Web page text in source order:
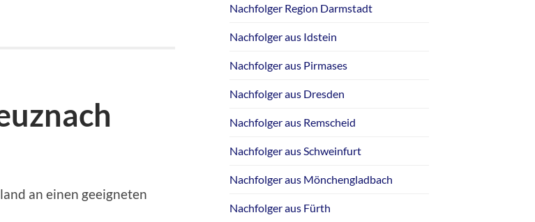
an einen geeigneten
Nachfolger Region Darmstadt
Nachfolger aus Idstein
Nachfolger aus Pirmases
Nachfolger aus Dresden
Nachfolger aus Remscheid
Nachfolger aus Schweinfurt
Nachfolger aus Mönchengladbach
Nachfolger aus Fürth